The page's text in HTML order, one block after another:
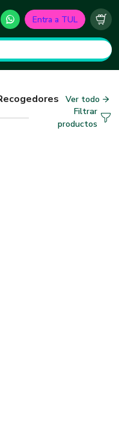
Entra a TUL
Ver todo
Filtrar
productos